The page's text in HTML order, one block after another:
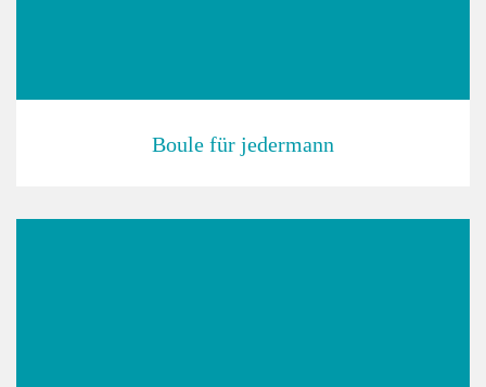
Boule für jedermann